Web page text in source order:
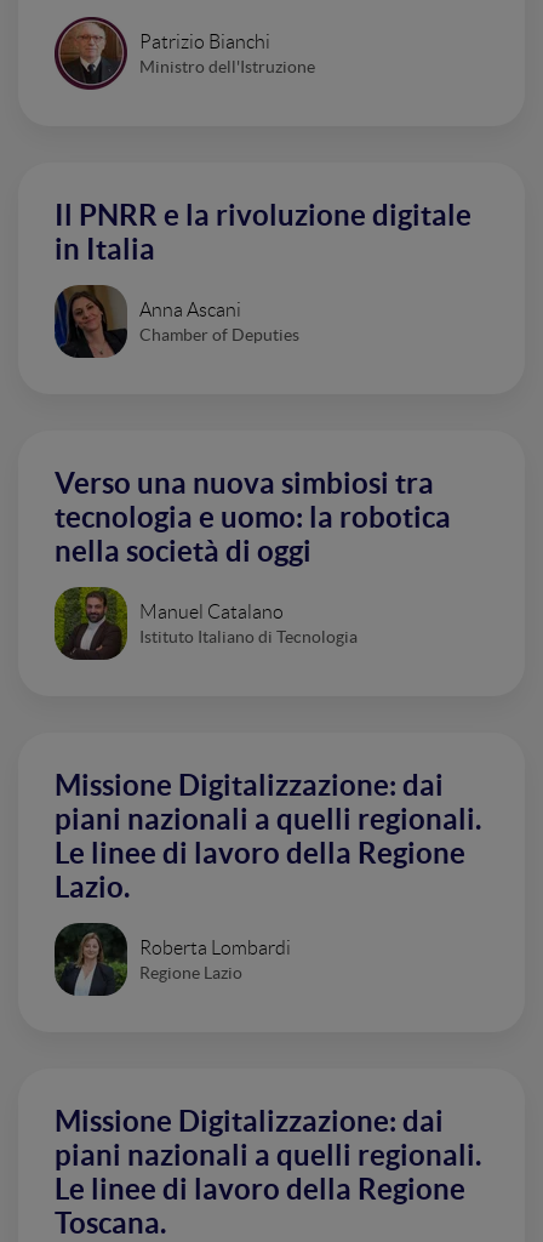
Patrizio Bianchi
Ministro dell'Istruzione
Il PNRR e la rivoluzione digitale
in Italia
Anna Ascani
Chamber of Deputies
Verso una nuova simbiosi tra
tecnologia e uomo: la robotica
nella società di oggi
Manuel Catalano
Istituto Italiano di Tecnologia
Missione Digitalizzazione: dai
piani nazionali a quelli regionali.
Le linee di lavoro della Regione
Lazio.
Roberta Lombardi
Regione Lazio
Missione Digitalizzazione: dai
piani nazionali a quelli regionali.
Le linee di lavoro della Regione
Toscana.